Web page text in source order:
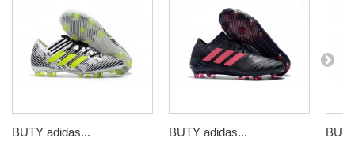
BUTY adidas... BUTY adidas...